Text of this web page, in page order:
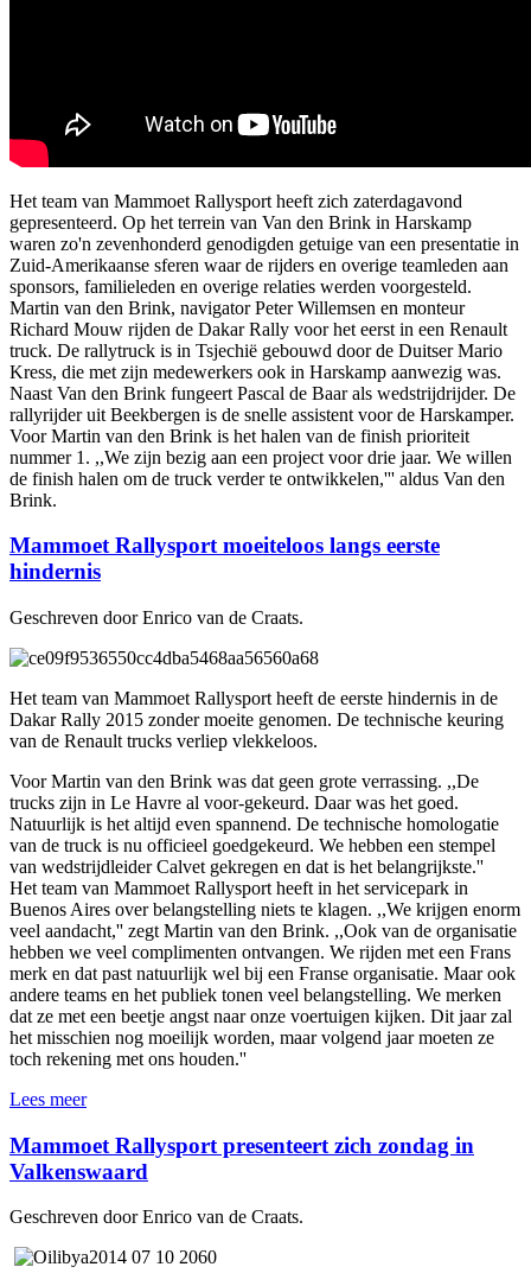
Het team van Mammoet Rallysport heeft zich zaterdagavond
gepresenteerd. Op het terrein van Van den Brink in Harskamp
waren zo'n zevenhonderd genodigden getuige van een presentatie in
Zuid-Amerikaanse sferen waar de rijders en overige teamleden aan
sponsors, familieleden en overige relaties werden voorgesteld.
Martin van den Brink, navigator Peter Willemsen en monteur
Richard Mouw rijden de Dakar Rally voor het eerst in een Renault
truck. De rallytruck is in Tsjechië gebouwd door de Duitser Mario
Kress, die met zijn medewerkers ook in Harskamp aanwezig was.
Naast Van den Brink fungeert Pascal de Baar als wedstrijdrijder. De
rallyrijder uit Beekbergen is de snelle assistent voor de Harskamper.
Voor Martin van den Brink is het halen van de finish prioriteit
nummer 1. ,,We zijn bezig aan een project voor drie jaar. We willen
de finish halen om de truck verder te ontwikkelen,''' aldus Van den
Brink.
Mammoet Rallysport moeiteloos langs eerste
hindernis
Geschreven door Enrico van de Craats.
Het team van Mammoet Rallysport heeft de eerste hindernis in de
Dakar Rally 2015 zonder moeite genomen. De technische keuring
van de Renault trucks verliep vlekkeloos.
Voor Martin van den Brink was dat geen grote verrassing. ,,De
trucks zijn in Le Havre al voor-gekeurd. Daar was het goed.
Natuurlijk is het altijd even spannend. De technische homologatie
van de truck is nu officieel goedgekeurd. We hebben een stempel
van wedstrijdleider Calvet gekregen en dat is het belangrijkste.''
Het team van Mammoet Rallysport heeft in het servicepark in
Buenos Aires over belangstelling niets te klagen. ,,We krijgen enorm
veel aandacht,'' zegt Martin van den Brink. ,,Ook van de organisatie
hebben we veel complimenten ontvangen. We rijden met een Frans
merk en dat past natuurlijk wel bij een Franse organisatie. Maar ook
andere teams en het publiek tonen veel belangstelling. We merken
dat ze met een beetje angst naar onze voertuigen kijken. Dit jaar zal
het misschien nog moeilijk worden, maar volgend jaar moeten ze
toch rekening met ons houden.''
Lees meer
Mammoet Rallysport presenteert zich zondag in
Valkenswaard
Geschreven door Enrico van de Craats.